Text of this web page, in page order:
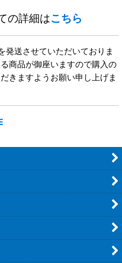
の詳細はこちら
発送させていただいておりま
商品が御座いますので購入の
きますようお願い申し上げま